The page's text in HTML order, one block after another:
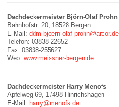
Dachdeckermeister Björn-Olaf Prohn
Bahnhofstr. 20, 18528 Bergen
E-Mail: ddm-bjoern-olaf-prohn@arcor.de
Telefon: 03838-22652
Fax: 03838-255627
Web: www.meissner-bergen.de
Dachdeckermeister Harry Menofs
Apfelweg 69, 17498 Hinrichshagen
E-Mail: harry@menofs.de